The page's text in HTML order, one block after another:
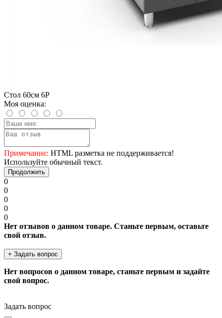
Стол 60см 6Р
Моя оценка:
Примечание: HTML разметка не поддерживается!
Используйте обычный текст.
Продолжить
0
0
0
0
0
Нет отзывов о данном товаре. Станьте первым, оставьте
свой отзыв.
+ Задать вопрос
Нет вопросов о данном товаре, станьте первым и задайте
свой вопрос.
Задать вопрос